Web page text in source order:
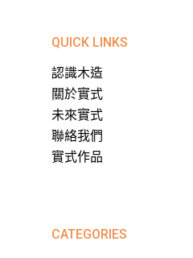
QUICK LINKS
認識木造
關於實式
未來實式
聯絡我們
實式作品
CATEGORIES